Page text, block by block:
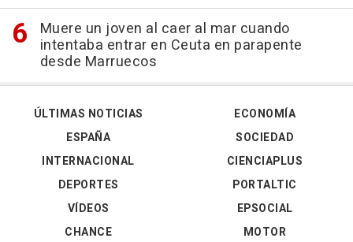
Muere un joven al caer al mar cuando
intentaba entrar en Ceuta en parapente
desde Marruecos
ÚLTIMAS NOTICIAS
ESPAÑA
INTERNACIONAL
DEPORTES
VÍDEOS
ECONOMÍA
SOCIEDAD
CIENCIAPLUS
PORTALTIC
EPSOCIAL
CHANCE
MOTOR